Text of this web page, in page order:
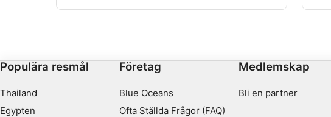
Populära resmål
Thailand
Egypten
Företag
Blue Oceans
Ofta Ställda Frågor (FAQ)
Medlemskap
Bli en partner
Mäta innehållsprestanda